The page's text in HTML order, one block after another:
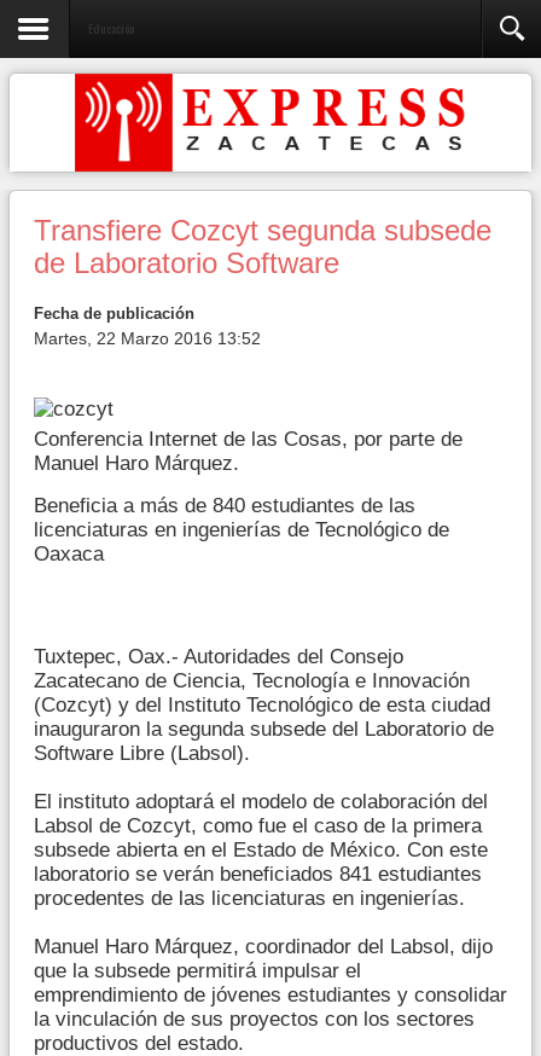
Educación
Transfiere Cozcyt segunda subsede
de Laboratorio Software
Fecha de publicación
Martes, 22 Marzo 2016 13:52
Conferencia Internet de las Cosas, por parte de
Manuel Haro Márquez.
Beneficia a más de 840 estudiantes de las
licenciaturas en ingenierías de Tecnológico de
Oaxaca
Tuxtepec, Oax.- Autoridades del Consejo
Zacatecano de Ciencia, Tecnología e Innovación
(Cozcyt) y del Instituto Tecnológico de esta ciudad
inauguraron la segunda subsede del Laboratorio de
Software Libre (Labsol).
El instituto adoptará el modelo de colaboración del
Labsol de Cozcyt, como fue el caso de la primera
subsede abierta en el Estado de México. Con este
laboratorio se verán beneficiados 841 estudiantes
procedentes de las licenciaturas en ingenierías.
Manuel Haro Márquez, coordinador del Labsol, dijo
que la subsede permitirá impulsar el
emprendimiento de jóvenes estudiantes y consolidar
la vinculación de sus proyectos con los sectores
productivos del estado.